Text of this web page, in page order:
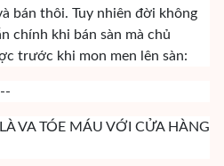
bán thôi. Tuy nhiên đời không
chính khi bán sàn mà chủ
trước khi mon men lên sàn:
VA TÓE MÁU VỚI CỬA HÀNG